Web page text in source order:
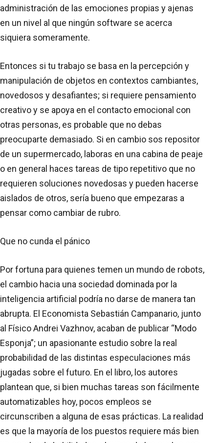
administración de las emociones propias y ajenas
en un nivel al que ningún software se acerca
siquiera someramente.
Entonces si tu trabajo se basa en la percepción y
manipulación de objetos en contextos cambiantes,
novedosos y desafiantes; si requiere pensamiento
creativo y se apoya en el contacto emocional con
otras personas, es probable que no debas
preocuparte demasiado. Si en cambio sos repositor
de un supermercado, laboras en una cabina de peaje
o en general haces tareas de tipo repetitivo que no
requieren soluciones novedosas y pueden hacerse
aislados de otros, sería bueno que empezaras a
pensar como cambiar de rubro.
Que no cunda el pánico
Por fortuna para quienes temen un mundo de robots,
el cambio hacia una sociedad dominada por la
inteligencia artificial podría no darse de manera tan
abrupta. El Economista Sebastián Campanario, junto
al Físico Andrei Vazhnov, acaban de publicar “Modo
Esponja”; un apasionante estudio sobre la real
probabilidad de las distintas especulaciones más
jugadas sobre el futuro. En el libro, los autores
plantean que, si bien muchas tareas son fácilmente
automatizables hoy, pocos empleos se
circunscriben a alguna de esas prácticas. La realidad
es que la mayoría de los puestos requiere más bien